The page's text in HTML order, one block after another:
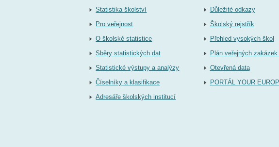
Statistika školství
Pro veřejnost
O školské statistice
Sběry statistických dat
Statistické výstupy a analýzy
Číselníky a klasifikace
Adresáře školských institucí
Důležité odkazy
Školský rejstřík
Přehled vysokých škol
Plán veřejných zakázek
Otevřená data
PORTÁL YOUR